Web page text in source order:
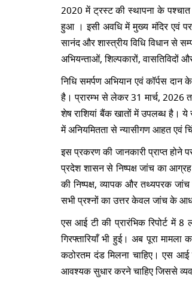
2020 में ट्रस्ट की स्थापना के पश्चात
हुआ । इसी अवधि में मुख्य मंदिर एवं
सानंद और शास्त्रीय विधि विधान से
अभियन्ताओं, शिल्पकारों, वासतिविदों
निधि समर्पण अभियान एवं कॉर्पस
है। प्रारम्भ से लेकर 31 मार्च,
शेष राशियां बैंक खातों में उपलब्ध है।
में अनियमितता से न्यासीगण आहत एवं
इस प्रकरण की जानकारी प्राप्त होने
प्रदेश शासन से निष्पक्ष जांच का
की निष्पक्ष, व्यापक और तथ्यपरक
सभी प्रश्नों का उत्तर केवल जांच के
एस आई टी की प्रारंभिक रिपोर्ट में
गिरफ्तारियाँ भी हुई। अब पूरा
कठोरतम दंड मिलना चाहिए। एस आई
आवश्यक सुधार करने चाहिए जिससे